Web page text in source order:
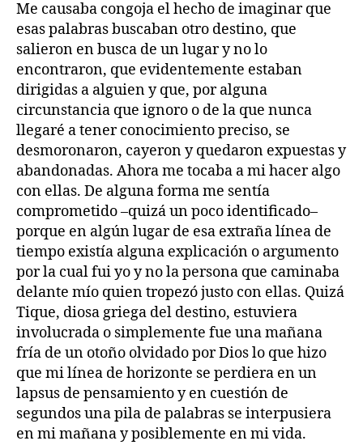
Me causaba congoja el hecho de imaginar que
esas palabras buscaban otro destino, que
salieron en busca de un lugar y no lo
encontraron, que evidentemente estaban
dirigidas a alguien y que, por alguna
circunstancia que ignoro o de la que nunca
llegaré a tener conocimiento preciso, se
desmoronaron, cayeron y quedaron expuestas y
abandonadas. Ahora me tocaba a mi hacer algo
con ellas. De alguna forma me sentía
comprometido –quizá un poco identificado–
porque en algún lugar de esa extraña línea de
tiempo existía alguna explicación o argumento
por la cual fui yo y no la persona que caminaba
delante mío quien tropezó justo con ellas. Quizá
Tique, diosa griega del destino, estuviera
involucrada o simplemente fue una mañana
fría de un otoño olvidado por Dios lo que hizo
que mi línea de horizonte se perdiera en un
lapsus de pensamiento y en cuestión de
segundos una pila de palabras se interpusiera
en mi mañana y posiblemente en mi vida.